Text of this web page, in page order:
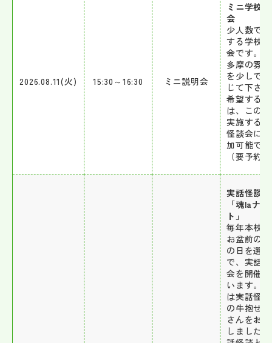
2026.08.11(火) 15:30～16:30 ミニ説明会
ミニ学校
会
少人数で
する学校
会です。
多摩の雰
を少しで
じて下さ
希望する方
は、この
実施する
怪談会に
加可能で
（要予約）
実話怪談
「魂laナイ
ト」
毎年本校
お盆前の
の日を選ん
で、実話
会を開催
います。
は実話怪
の牛抱せ
さんをお
しました